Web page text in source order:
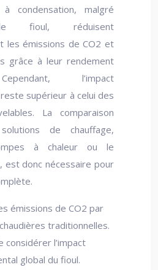
condensation, malgré
fioul, réduisent
les émissions de CO2 et
grâce à leur rendement
l’impact
supérieur à celui des
La comparaison
de chauffage,
à chaleur ou le
est donc nécessaire pour
émissions de CO2 par
traditionnelles.
considérer l’impact
global du fioul.